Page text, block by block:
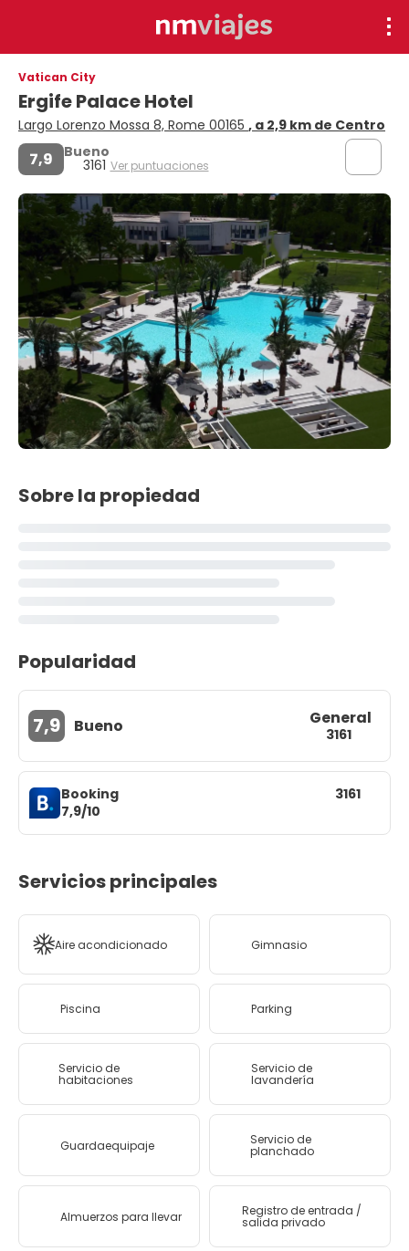
Vatican City
Ergife Palace Hotel
Largo Lorenzo Mossa 8, Rome 00165 , a 2,9 km de Centro
7,9 Bueno
3161 Ver puntuaciones
Sobre la propiedad
Popularidad
7,9 Bueno General
3161
Booking
7,9/10
3161
Servicios principales
Aire acondicionado Gimnasio
Piscina Parking
Servicio de
habitaciones
Servicio de
lavandería
Guardaequipaje Servicio de
planchado
Almuerzos para llevar Registro de entrada /
salida privado